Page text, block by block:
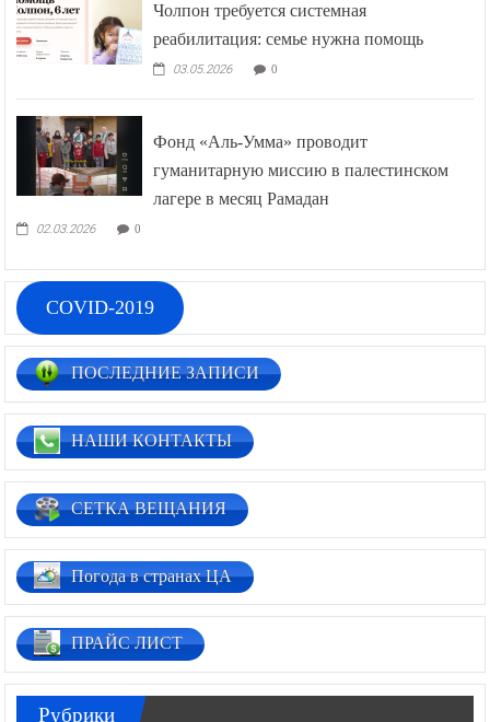
Чолпон требуется системная
реабилитация: семье нужна помощь
03.05.2026 0
Фонд «Аль-Умма» проводит
гуманитарную миссию в палестинском
лагере в месяц Рамадан
02.03.2026 0
COVID-2019
ПОСЛЕДНИЕ ЗАПИСИ
НАШИ КОНТАКТЫ
СЕТКА ВЕЩАНИЯ
Погода в странах ЦА
ПРАЙС ЛИСТ
Рубрики